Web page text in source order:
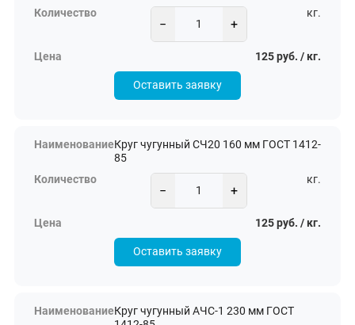
− +
кг.
125 руб. / кг.
Оставить заявку
Круг чугунный СЧ20 160 мм ГОСТ 1412-
85
− +
кг.
125 руб. / кг.
Оставить заявку
Круг чугунный АЧС-1 230 мм ГОСТ